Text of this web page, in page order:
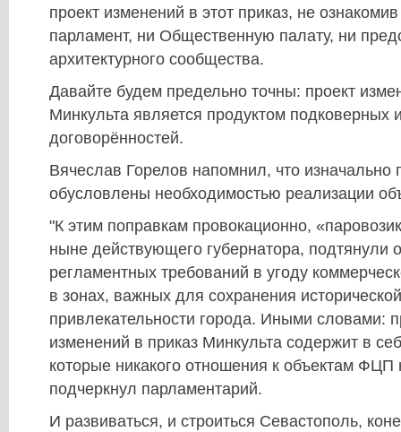
проект изменений в этот приказ, не
парламент, ни Общественную палату, ни
архитектурного сообщества.
Давайте будем предельно точны: проект
Минкульта является продуктом подковерных
договорённостей.
Вячеслав Горелов напомнил, что изначально
обусловлены необходимостью реализации
"К этим поправкам провокационно,
ныне действующего губернатора, подтянули
регламентных требований в угоду
в зонах, важных для сохранения
привлекательности города. Иными словами:
изменений в приказ Минкульта содержит в
которые никакого отношения к объектам
подчеркнул парламентарий.
И развиваться, и строиться Севастополь,